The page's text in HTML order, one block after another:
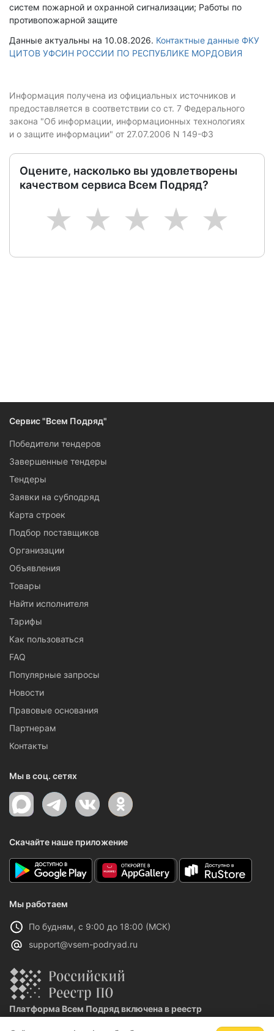
систем пожарной и охранной сигнализации; Работы по
противопожарной защите
Данные актуальны на 10.08.2026. Контактные данные ФКУ
ЦИТОВ УФСИН РОССИИ ПО РЕСПУБЛИКЕ МОРДОВИЯ
Информация получена из официальных источников и
предоставляется в соответствии со ст. 7 Федерального
закона "Об информации, информационных технологиях
и о защите информации" от 27.07.2006 N 149-ФЗ
Оцените, насколько вы удовлетворены
качеством сервиса Всем Подряд?
5
4
3
2
1
Сервис "Всем Подряд"
Победители тендеров
Завершенные тендеры
Тендеры
Заявки на субподряд
Карта строек
Подбор поставщиков
Организации
Объявления
Товары
Найти исполнителя
Тарифы
Как пользоваться
FAQ
Популярные запросы
Новости
Правовые основания
Партнерам
Контакты
Мы в соц. сетях
Скачайте наше приложение
Мы работаем
По будням, с 9:00 до 18:00 (МСК)
support@vsem-podryad.ru
Платформа Всем Подряд включена в реестр